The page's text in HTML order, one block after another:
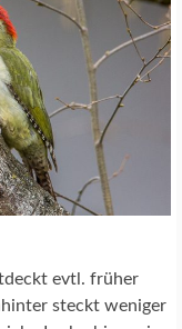
evtl. früher
steckt weniger